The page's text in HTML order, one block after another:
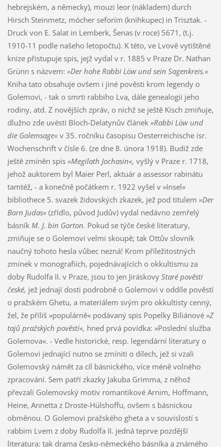
hebrejském, a německy), mouzi leor (nákladem) durch
Hirsch Steinmetz, mócher seforím (knihkupec) in Trisztak. -
Druck von E. Salat in Lemberk, Šenas (v roce) 5671, (t.j.
1910-11 podle našeho letopočtu). K této, ve Lvově vytištěné
knize přistupuje spis, jejž vydal v r. 1885 v Praze Dr. Nathan
Grünn s názvem: »Der hohe Rabbi Löw und sein Sagenkreis.«
Kniha tato obsahuje ovšem i jiné pověsti krom legendy o
Golemovi, - tak o smrti rabbiho Lva, dále genealogii jeho
rodiny, atd. Z novějších zpráv, o nichž se ještě Kisch zmiňuje,
dlužno zde uvésti Bloch-Delatynův článek »Rabbi Löw und
die Golemsage« v 35. ročníku časopisu Oesterreichische isr.
Wochenschrift v čísle 6. (ze dne 8. února 1918). Budiž zde
ještě zmíněn spis »Megilath Jochasin«, vyšlý v Praze r. 1718,
jehož auktorem byl Maier Perl, aktuár a assessor rabinátu
tamtéž, - a konečně počátkem r. 1922 vyšel v »Insel«
bibliothece 5. svazek židovských zkazek, jež pod titulem »Der
Born Judas« (zřídlo, původ Judův) vydal nedávno zemřelý
básník M. J. bin Gorton. Pokud se týče české literatury,
zmiňuje se o Golemovi velmi skoupě; tak Ottův slovník
naučný tohoto hesla vůbec nezná! Krom příležitostných
zmínek v monografiích, pojednávajících o okkultismu za
doby Rudolfa II. v Praze, jsou to jen Jiráskovy Staré pověsti
české, jež jednají dosti podrobně o Golemovi v oddíle pověstí
o pražském Ghetu, a materiálem svým pro okkultisty cenný,
žel, že příliš »populárně« podávaný spis Popelky Biliánové »Z
tajů pražských pověstí«, hned prvá povídka: »Poslední služba
Golemova«. - Vedle historické, resp. legendární literatury o
Golemovi jednající nutno se zmíniti o dílech, jež si vzali
Golemovský námět za cíl básnického, více méně volného
zpracování. Sem patří zkazky Jakuba Grimma, z něhož
převzali Golemovský motiv romantikové Arnim, Hoffmann,
Heine, Annetta z Droste-Hülshoffu, ovšem s básnickou
obměnou. O Golemovi pražského gheta a v souvislostí s
rabbim Lvem z doby Rudolfa II. jedná teprve pozdější
literatura: tak drama česko-německého básníka a známého